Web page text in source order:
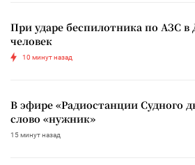
При ударе беспилотника по АЗС в
человек
10 минут назад
В эфире «Радиостанции Судного
слово «нужник»
15 минут назад